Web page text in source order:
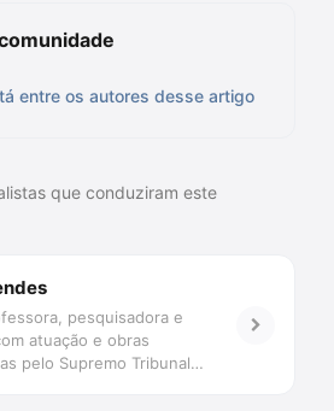
entre os autores desse artigo
que conduziram este
pesquisadora e
atuação e obras
pelo Supremo Tribunal